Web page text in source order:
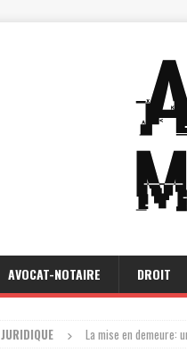
AVOCAT-NOTAIRE DROIT
JURIDIQUE La mise en demeure: